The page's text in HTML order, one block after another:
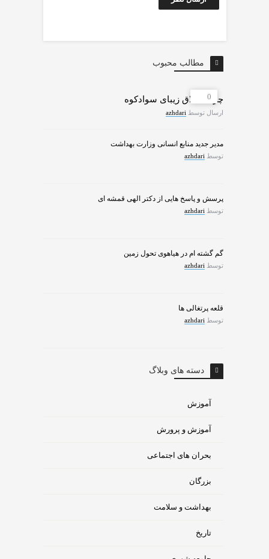
مطالب محبوب
0
چرات ییلاق زیبای سوادکوه
ارسال توسط azhdari
مدیر جدید منابع انسانی وزارت بهداشت
توسط azhdari
پرسش و پاسخ هایی از دکتر الهی قمشه ای
توسط azhdari
گم گشته ام در هیاهوی تحول زمین
توسط azhdari
قلعه پرتغالی ها
توسط azhdari
دسته های وبلاگ
آموزش
آموزش و پرورش
بحران های اجتماعی
بزرگان
بهداشت و سلامت
تاریخ